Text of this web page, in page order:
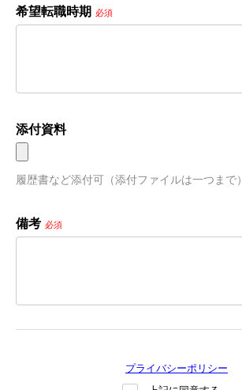
希望転職時期 必須
添付資料
履歴書など添付可（添付ファイルは一つまで）
備考 必須
プライバシーポリシー